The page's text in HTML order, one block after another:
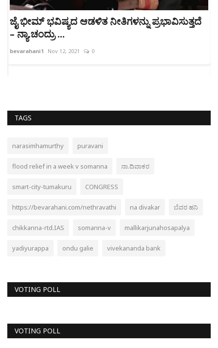
ಜೈ ಭೀಮ್ ಭವಿಷ್ಯದ ಆಡಳಿತ ನೀತಿಗಳನ್ನು ಪ್ರಭಾವಿಸುತ್ತದೆ
– ನ್ಯಾ.ಚಂದ್ರು ...
bevarahani1 Nov 12, 2021 0
TAGS
narasimhamurthy puravani
flood relief in a week v somanna ನಾ.ದಿವಾಕರ
smart-city-tumakuru CONGRESS
https://bevarahani.com/nethravathi na divakar ಬೆವರ ಹನಿ
chikkanna-rtd.IAS somanna-v mallikarjunahosapalya
yadiyurappa ondu galie vivekananda bank
VOTING POLL
VOTING POLL